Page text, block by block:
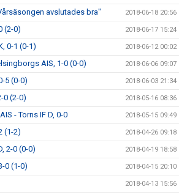
avslutades bra" 2018-06-18 20:56
(2-0) 2018-06-17 15:24
0-1 (0-1) 2018-06-12 00:02
AIS, 1-0 (0-0) 2018-06-06 09:07
5 (0-0) 2018-06-03 21:34
0 (2-0) 2018-05-16 08:36
- Torns IF D, 0-0 2018-05-15 09:49
(1-2) 2018-04-26 09:18
2-0 (0-0) 2018-04-19 18:58
0 (1-0) 2018-04-15 20:10
2018-04-13 15:56